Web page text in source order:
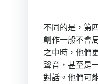
不同的是，第
創作一般不會
之中時，他們
聲音，甚至是
對話。他們可